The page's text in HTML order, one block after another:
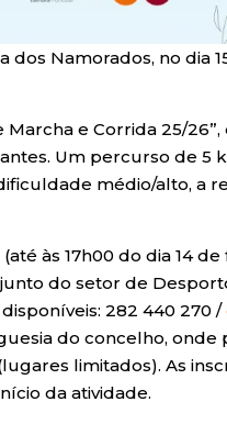
Namorados, no dia
e Corrida 25/
Um percurso de 5
médio/alto, a
às 17h00 do dia 14
do setor de
282 440 270 /
do concelho, onde
limitados). As
da atividade.